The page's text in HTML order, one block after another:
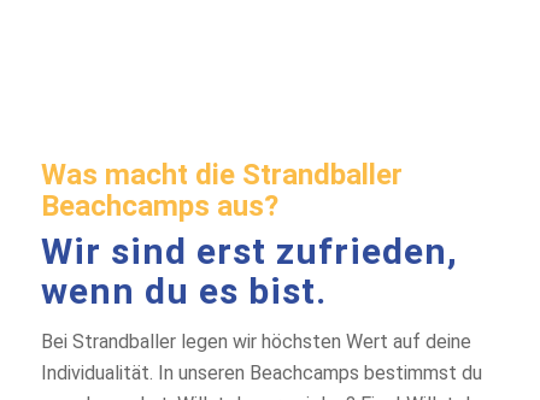
Was macht die Strandballer
Beachcamps aus?
Wir sind erst zufrieden,
wenn du es bist.
Bei Strandballer legen wir höchsten Wert auf deine
Individualität. In unseren Beachcamps bestimmst du